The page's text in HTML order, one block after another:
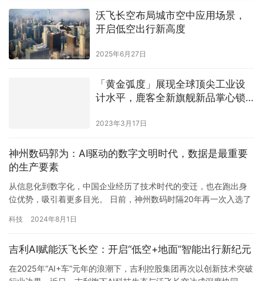
沃飞长空布局城市空中应用场景，
开启低空出行新高度
2025年6月27日
「黄金弧度」展现全球顶尖工业设
计水平，鹿客全新旗舰新品掌心锁
2023年3月17日
神州数码郭为：AI驱动的数字文明时代，数据是最重要
的生产要素
从信息化到数字化，中国企业经历了技术时代的变迁，也在跑出身
位优势，吸引着更多目光。 日前，神州数码时隔20年再一次入选了
商学院案例库），在伦敦商学院Managing the Digital
了：“现阶段，对于企业而言，数字化战略…
科技 2024年8月1日
吉利AI赋能沃飞长空：开启“低空+地面”智能出行新纪元
在2025年“AI+车”元年的浪潮下，吉利控股集团再次以创新技术突破